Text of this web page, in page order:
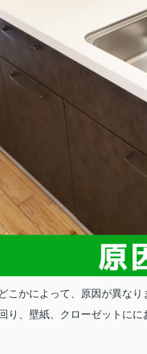
こかによって、原因が異なり
り、壁紙、クローゼットにに